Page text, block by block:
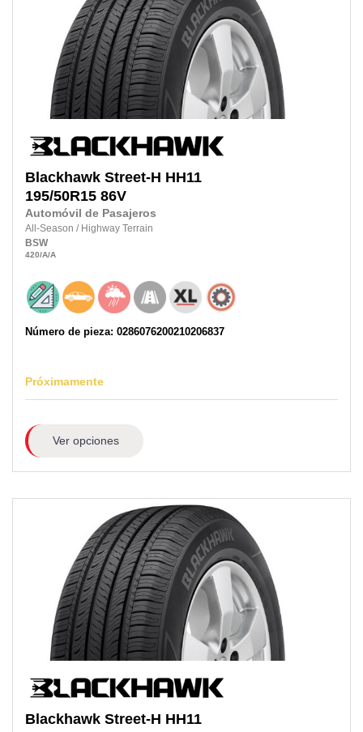
Blackhawk Street-H HH11
195/50R15 86V
Automóvil de Pasajeros
All-Season / Highway Terrain
BSW
420/A/A
Número de pieza: 0286076200210206837
Próximamente
Ver opciones
Blackhawk Street-H HH11